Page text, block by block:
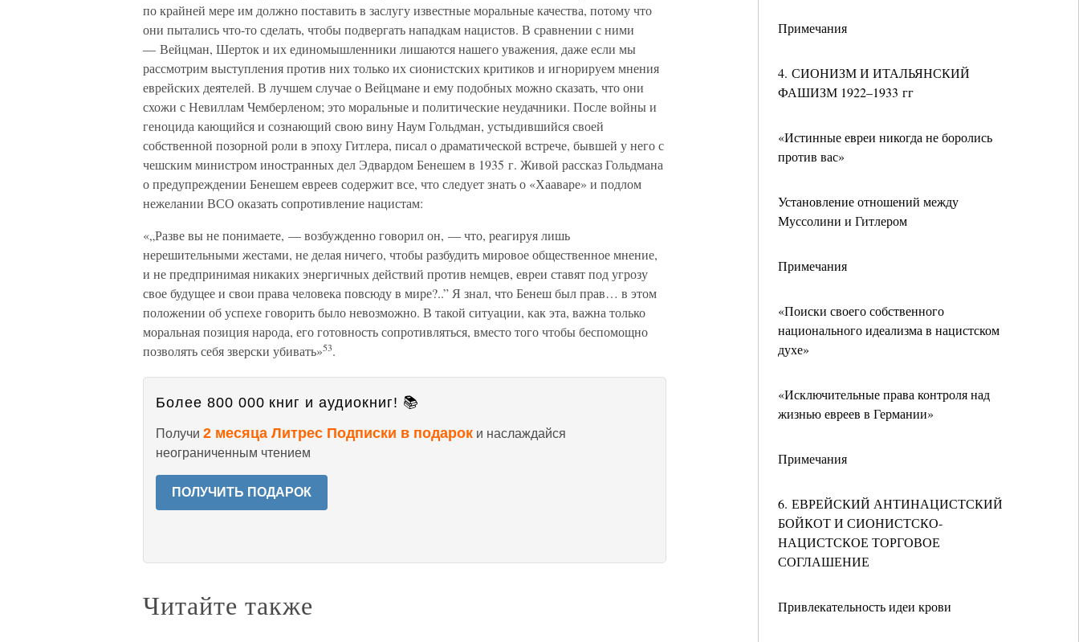
Примечания
4. СИОНИЗМ И ИТАЛЬЯНСКИЙ
ФАШИЗМ 1922–1933 гг
«Истинные евреи никогда не боролись
против вас»
Установление отношений между
Муссолини и Гитлером
Примечания
«Поиски своего собственного
национального идеализма в нацистском
духе»
«Исключительные права контроля над
жизнью евреев в Германии»
Примечания
6. ЕВРЕЙСКИЙ АНТИНАЦИСТСКИЙ
БОЙКОТ И СИОНИСТСКО-
НАЦИСТСКОЕ ТОРГОВОЕ
СОГЛАШЕНИЕ
Привлекательность идеи крови
по крайней мере им должно поставить в заслугу известные моральные качества, потому что
они пытались что-то сделать, чтобы подвергать нападкам нацистов. В сравнении с ними
— Вейцман, Шерток и их единомышленники лишаются нашего уважения, даже если мы
рассмотрим выступления против них только их сионистских критиков и игнорируем мнения
еврейских деятелей. В лучшем случае о Вейцмане и ему подобных можно сказать, что они
схожи с Невиллам Чемберленом; это моральные и политические неудачники. После войны и
геноцида кающийся и сознающий свою вину Наум Гольдман, устыдившийся своей
собственной позорной роли в эпоху Гитлера, писал о драматической встрече, бывшей у него с
чешским министром иностранных дел Эдвардом Бенешем в 1935 г. Живой рассказ Гольдмана
о предупреждении Бенешем евреев содержит все, что следует знать о «Хааваре» и подлом
нежелании ВСО оказать сопротивление нацистам:
«„Разве вы не понимаете, — возбужденно говорил он, — что, реагируя лишь
нерешительными жестами, не делая ничего, чтобы разбудить мировое общественное мнение,
и не предпринимая никаких энергичных действий против немцев, евреи ставят под угрозу
свое будущее и свои права человека повсюду в мире?..” Я знал, что Бенеш был прав… в этом
положении об успехе говорить было невозможно. В такой ситуации, как эта, важна только
моральная позиция народа, его готовность сопротивляться, вместо того чтобы беспомощно
позволять себя зверски убивать»53.
Более 800 000 книг и аудиокниг! 📚
Получи 2 месяца Литрес Подписки в подарок и наслаждайся
неограниченным чтением
ПОЛУЧИТЬ ПОДАРОК
Читайте также